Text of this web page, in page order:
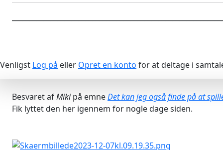
Venligst Log på eller Opret en konto for at deltage i
Besvaret afMikipå emneDet kan jeg også finde på at
Fik lyttet den her igennem for nogle dage siden.